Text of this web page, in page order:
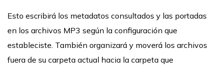
Esto escribirá los metadatos consultados y las portadas
en los archivos MP3 según la configuración que
estableciste. También organizará y moverá los archivos
fuera de su carpeta actual hacia la carpeta que